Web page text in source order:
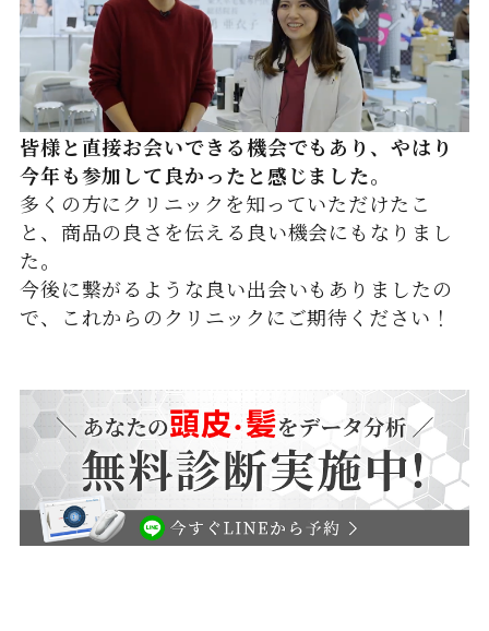
皆様と直接お会いできる機会でもあり、やはり
今年も参加して良かったと感じました。
多くの方にクリニックを知っていただけたこ
と、商品の良さを伝える良い機会にもなりまし
た。
今後に繋がるような良い出会いもありましたの
で、これからのクリニックにご期待ください！